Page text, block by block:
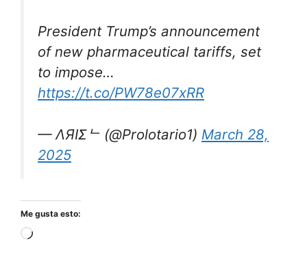
President Trump’s announcement
of new pharmaceutical tariffs, set
to impose…
https://t.co/PW78e07xRR
— ΛЯIΣᄂ (@Prolotario1) March 28,
2025
Me gusta esto:
Cargando...